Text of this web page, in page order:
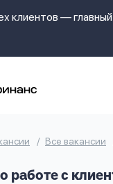
клиентов —
Все вакансии
работе с